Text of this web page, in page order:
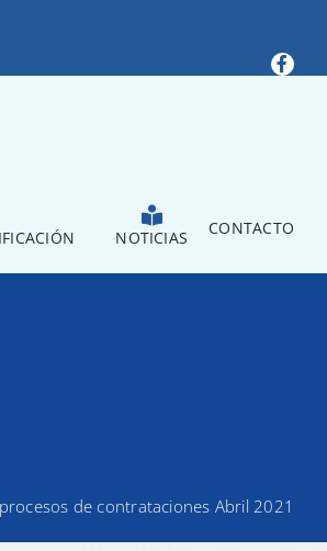
NOTICIAS CONTACTO
de contrataciones Abril 2021